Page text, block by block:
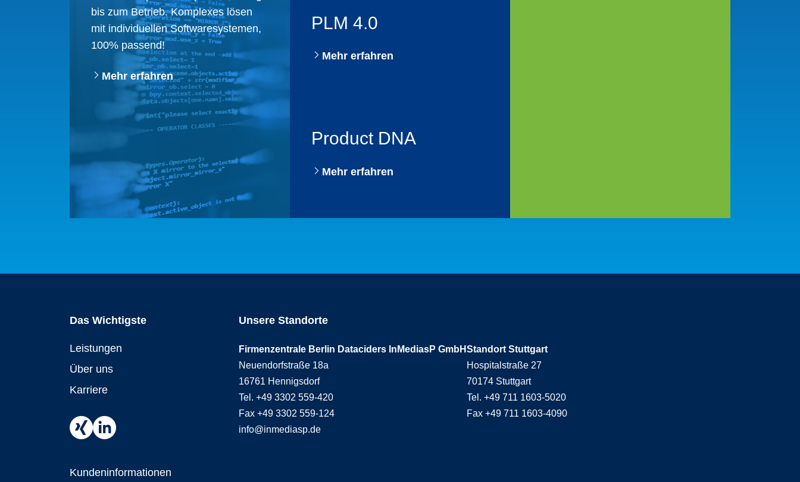
bis zum Betrieb. ​Komplexes lösen
mit individuellen Softwaresystemen,
100% passend!​
Mehr erfahren
PLM 4.0
Mehr erfahren
Product DNA
Mehr erfahren
Das Wichtigste
Leistungen
Über uns
Karriere
Unsere Standorte
Firmenzentrale Berlin Dataciders InMediasP GmbH
Neuendorfstraße 18a
16761 Hennigsdorf
Tel. +49 3302 559-420
Fax +49 3302 559-124
info@inmediasp.de
Standort Stuttgart
Hospitalstraße 27
70174 Stuttgart
Tel. +49 711 1603-5020
Fax +49 711 1603-4090
Kundeninformationen